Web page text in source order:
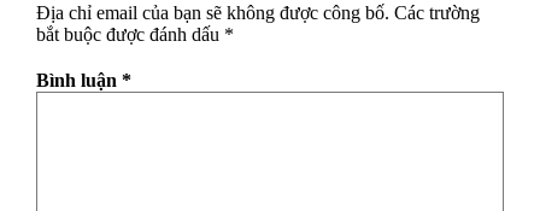
Địa chỉ email của bạn sẽ không được công bố. Các trường
bắt buộc được đánh dấu *
Bình luận *